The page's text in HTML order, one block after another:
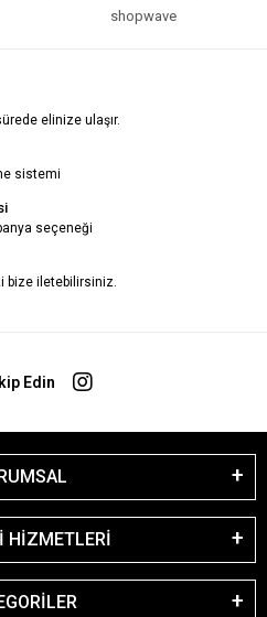
shopwave
elinize ulaşır.
sistemi
seçeneği
bize iletebilirsiniz.
Edin
HİZMETLERİ